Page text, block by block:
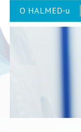
O HALMED-u